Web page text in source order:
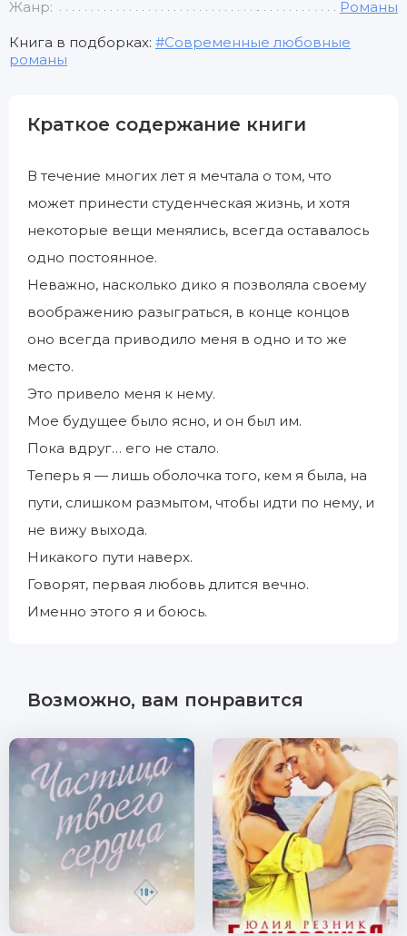
Жанр: Романы
Книга в подборках:
Современные любовные
романы
Краткое содержание книги
В течение многих лет я мечтала о том, что
может принести студенческая жизнь, и хотя
некоторые вещи менялись, всегда оставалось
одно постоянное.
Неважно, насколько дико я позволяла своему
воображению разыграться, в конце концов
оно всегда приводило меня в одно и то же
место.
Это привело меня к нему.
Мое будущее было ясно, и он был им.
Пока вдруг… его не стало.
Теперь я — лишь оболочка того, кем я была, на
пути, слишком размытом, чтобы идти по нему, и
не вижу выхода.
Никакого пути наверх.
Говорят, первая любовь длится вечно.
Именно этого я и боюсь.
Возможно, вам понравится